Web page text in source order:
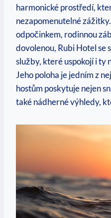
harmonické prostředí,
nezapomenutelné
odpočinkem, rodinnou
dovolenou, Rubi Hotel se
služby, které uspokojí i ty
Jeho poloha je jedním z
hostům poskytuje nejen
také nádherné výhledy,